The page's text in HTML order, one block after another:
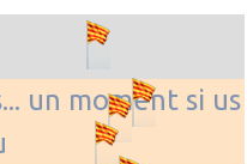
un moment si us